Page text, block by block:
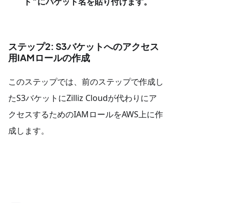
ステップ2: S3バケットへのアクセス
用IAMロールの作成
このステップでは、前のステップで作成し
たS3バケットにZilliz Cloudが代わりにア
クセスするためのIAMロールをAWS上に作
成します。